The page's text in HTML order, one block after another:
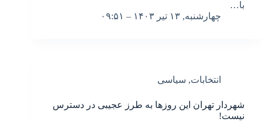
با…
چهارشنبه, ۱۳ تیر ۱۴۰۳ – ۰۹:۵۱
انتخابات, سیاسی
شهردار تهران این روزها به طرز عجیبی در دسترس
نیست!